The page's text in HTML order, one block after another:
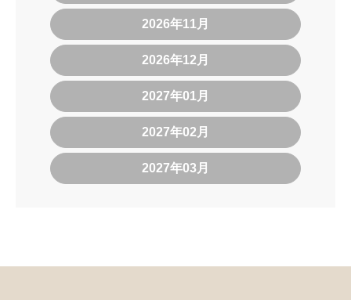
2026年11月
2026年12月
2027年01月
2027年02月
2027年03月